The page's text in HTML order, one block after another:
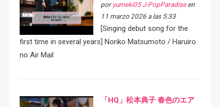
por yumeki05 J-PopParadiseen
11 marzo 2026 a las 5:33
[Singing debut song for the
first time in several years] Noriko Matsumoto / Haruiro
no Air Mail
「HQ」松本典子 春色のエア